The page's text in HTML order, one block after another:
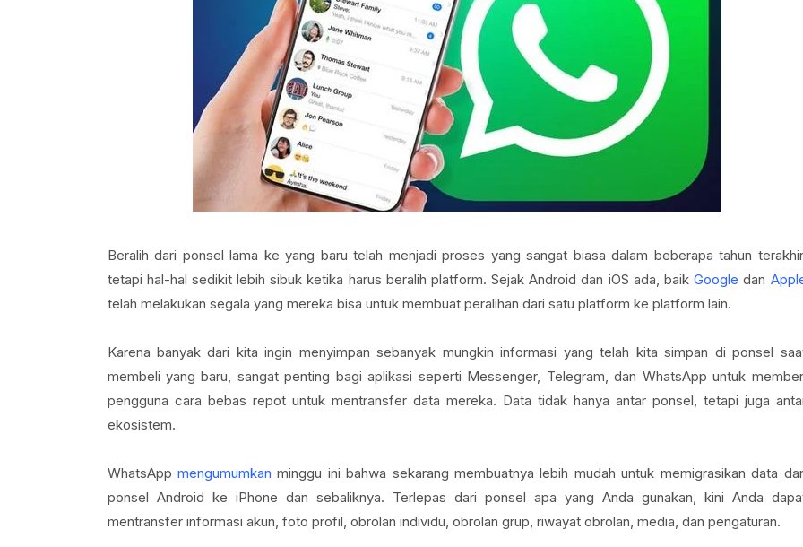
Beralih dari ponsel lama ke yang baru telah menjadi proses yang sangat biasa dalam beberapa tahun
tetapi hal-hal sedikit lebih sibuk ketika harus beralih platform. Sejak Android dan iOS ada, baikGoogle dan
telah melakukan segala yang mereka bisa untuk membuat peralihan dari satu platform ke platform lain.
Karena banyak dari kita ingin menyimpan sebanyak mungkin informasi yang telah kita simpan di ponsel
membeli yang baru, sangat penting bagi aplikasi seperti Messenger, Telegram, dan WhatsApp untuk
pengguna cara bebas repot untuk mentransfer data mereka. Data tidak hanya antar ponsel, tetapi juga
ekosistem.
WhatsApp mengumumkan minggu ini bahwa sekarang membuatnya lebih mudah untuk memigrasikan data
ponsel Android ke iPhone dan sebaliknya. Terlepas dari ponsel apa yang Anda gunakan, kini Anda
mentransfer informasi akun, foto profil, obrolan individu, obrolan grup, riwayat obrolan, media, dan pengaturan.